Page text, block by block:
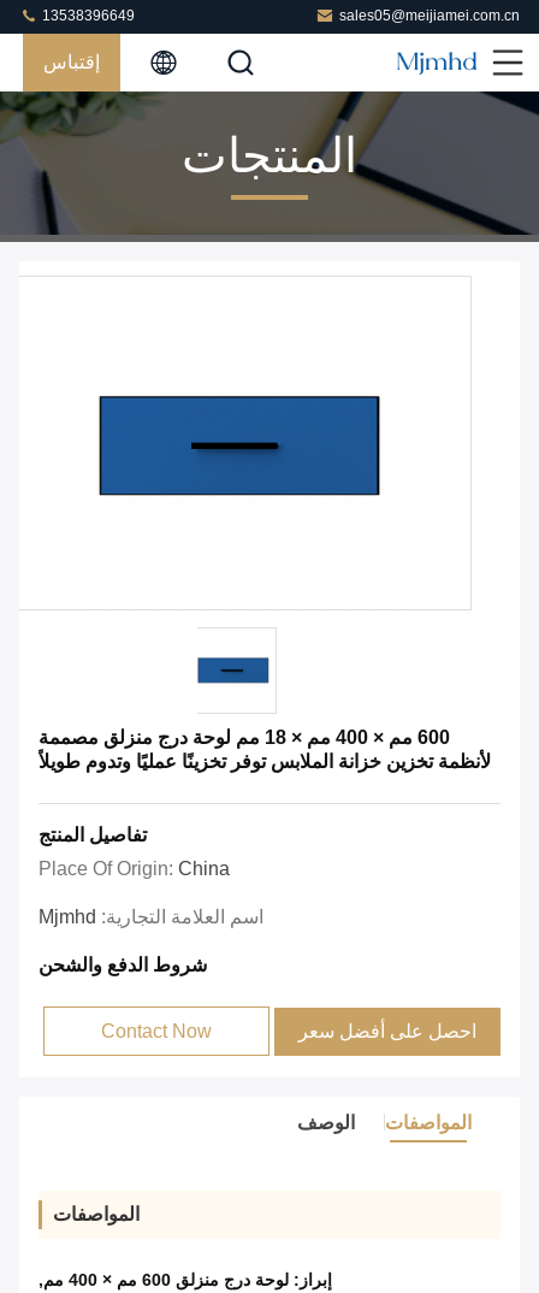
sales05@meijiamei.com.cn
13538396649
إقتباس
المنتجات
600 مم × 400 مم × 18 مم لوحة درج منزلق مصممة
لأنظمة تخزين خزانة الملابس توفر تخزينًا عمليًا وتدوم طويلاً
تفاصيل المنتج
Place Of Origin: China
اسم العلامة التجارية: Mjmhd
شروط الدفع والشحن
احصل على أفضل سعر Contact Now
المواصفات الوصف
المواصفات
إبراز: لوحة درج منزلق 600 مم × 400 مم
,